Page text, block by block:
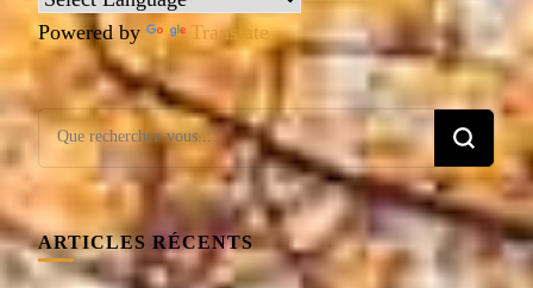
Powered by Translate
Vous
recherchiez
quelque
chose ?
ARTICLES RÉCENTS